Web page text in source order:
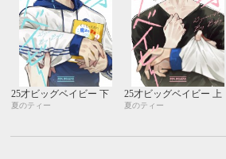
25才ビッグベイビー 下
夏のティー
25才ビッグベイビー 上
夏のティー